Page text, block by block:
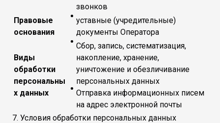
звонков
Правовые
основания
уставные (учредительные)
документы Оператора
Виды
обработки
персональны
х данных
Сбор, запись, систематизация,
накопление, хранение,
уничтожение и обезличивание
персональных данных
Отправка информационных писем
на адрес электронной почты
7. Условия обработки персональных данных